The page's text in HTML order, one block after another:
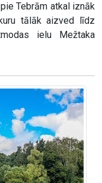
Tebrām atkal iznāk
tālāk aizved līdz
ielu Mežtaka